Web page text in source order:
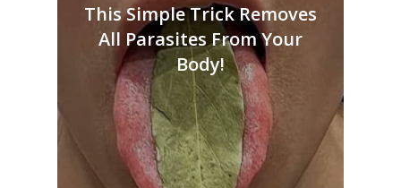
This Simple Trick Removes
All Parasites From Your
Body!